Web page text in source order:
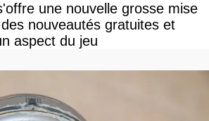
une nouvelle grosse mise
nouveautés gratuites et
aspect du jeu